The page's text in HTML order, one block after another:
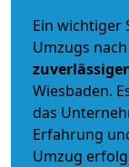
Ein wichtiger
Umzugs
Wiesbaden.
das
Erfahrung
Umzug